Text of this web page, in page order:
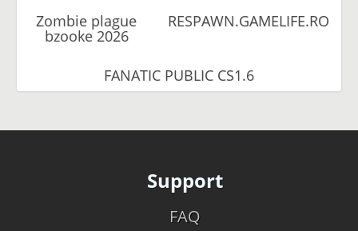
Zombie plague
bzooke 2026
RESPAWN.GAMELIFE.RO
FANATIC PUBLIC CS1.6
Support
FAQ